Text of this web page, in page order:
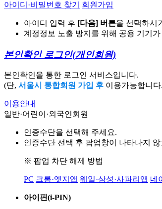
아이디·비밀번호 찾기 회원가입
아이디 입력 후 [다음] 버튼을 선택하시
계정정보 노출 방지를 위해 공용 기기
본인확인 로그인(개인회원)
본인확인을 통한 로그인 서비스입니다.
(단, 서울시 통합회원 가입 후 이용가능합니
이용안내
일반·어린이·외국인회원
인증수단을 선택해 주세요.
인증수단 선택 후 팝업창이 나타나지
※ 팝업 차단 해제 방법
PC 크롬·엣지앱 웨일·삼성·사파리앱 네
아이핀(i-PIN)